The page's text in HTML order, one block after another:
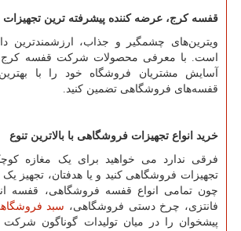
قفسه کرج، عرضه کننده پیشرفته ترین
ویترین‌های چشمگیر و جذاب، ارزشمند‌ترین
است. با معرفی محصولات شرکت قفسه کرج،
آسایش مشتریان فروشگاه خود را با
قفسه‌های فروشگاهی تضمین کنید.
خرید انواع تجهیزات فروشگاهی با بالاترین تنوع
فرقی ندارد می خواهید برای یک مغازه
تجهیزات فروشگاهی کنید و یا هدفتان، تجهیز
چون تمامی انواع قفسه فروشگاهی، قفسه
فانتزی، چرخ دستی فروشگاهی، سبد
پیشخوان را در میان تولیدات گوناگون